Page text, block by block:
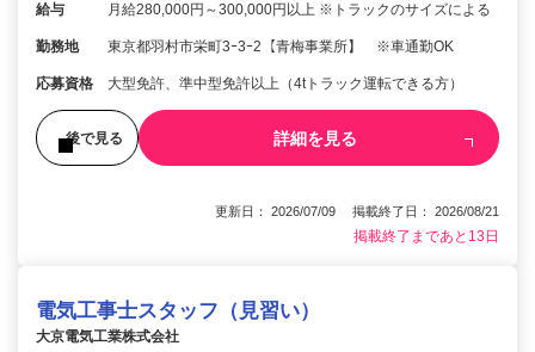
給与 月給280,000円～300,000円以上 ※トラックのサイズによる
勤務地 東京都羽村市栄町3ｰ3ｰ2【青梅事業所】 ※車通勤OK
応募資格 大型免許、準中型免許以上（4tトラック運転できる方）
後で見る 詳細を見る
更新日： 2026/07/09 掲載終了日： 2026/08/21
掲載終了まであと13日
電気工事士スタッフ（見習い）
大京電気工業株式会社